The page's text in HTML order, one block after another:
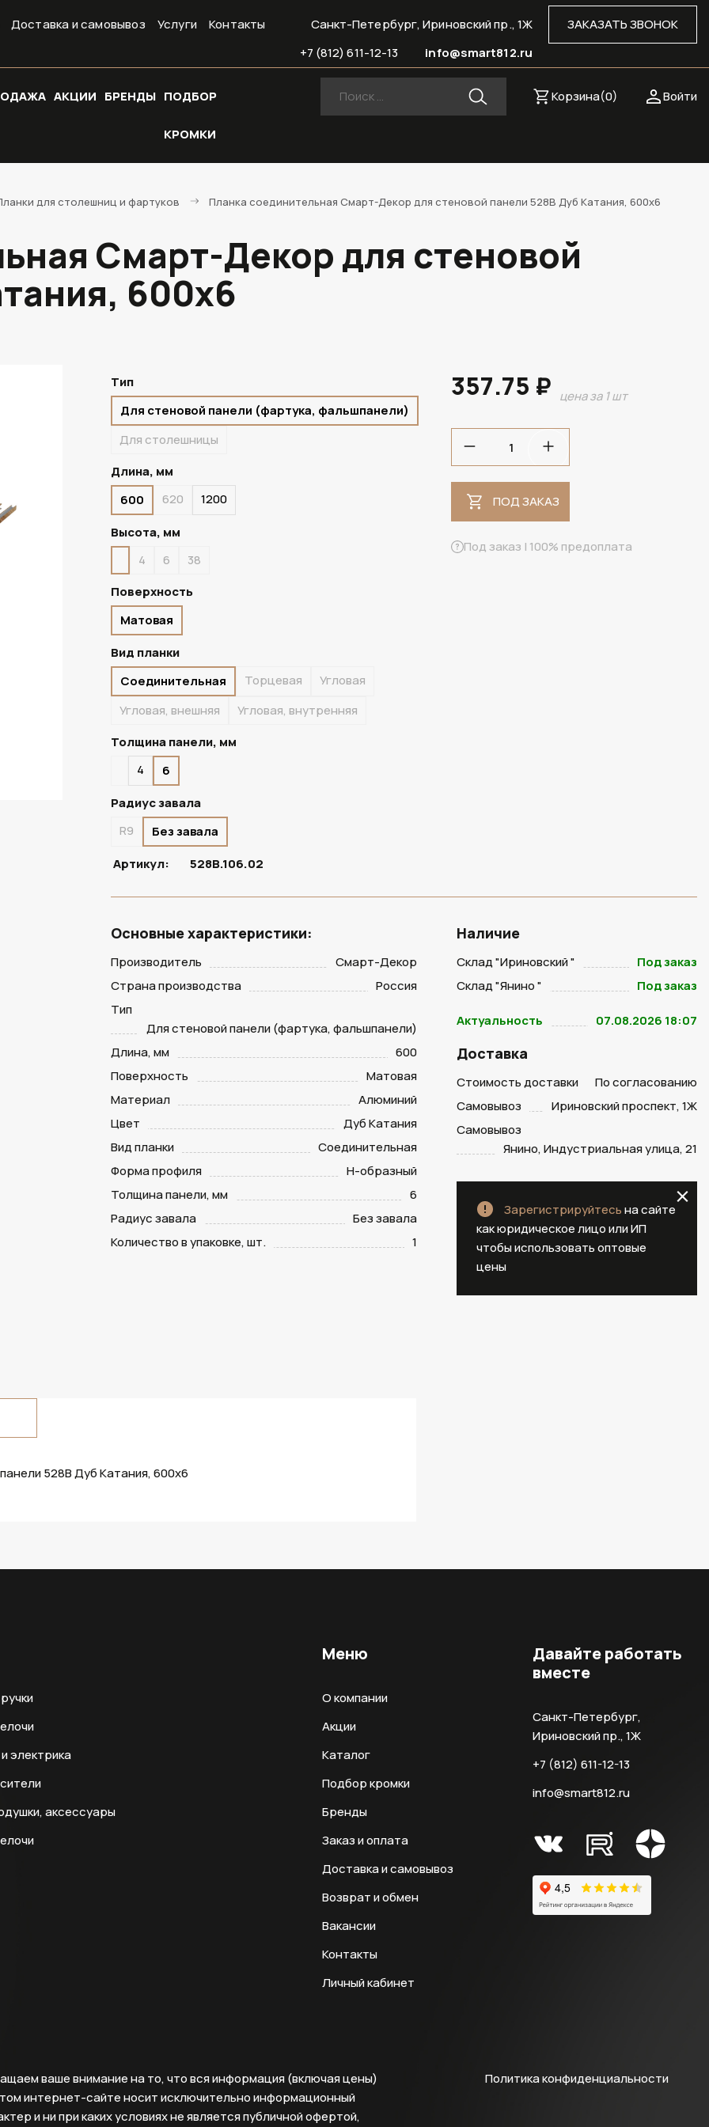
Доставка и самовывоз Услуги Контакты ЗАКАЗАТЬ ЗВОНОК
Санкт-Петербург, Ириновский пр., 1Ж
info@smart812.ru
+7 (812) 611-12-13
АКЦИИ БРЕНДЫ ПОДБОР
КРОМКИ
Войти
Корзина(0)
для столешниц и фартуков Планка соединительная Смарт-Декор для стеновой панели 528В Дуб Катания, 600x6
Смарт-Декор для стеновой
600x6
ПОД ЗАКАЗ
Тип
Для стеновой панели (фартука, фальшпанели)
Для столешницы
Длина, мм
600
620
1200
Высота, мм
4
6
38
Поверхность
Матовая
Вид планки
Соединительная
Торцевая
Угловая
Угловая, внешняя
Угловая, внутренняя
Толщина панели, мм
4
6
Радиус завала
R9
Без завала
Артикул:
528В.106.02
357.75 ₽ цена за 1 шт
ПОД ЗАКАЗ
Под заказ | 100% предоплата
Основные характеристики:
Производитель
Смарт-Декор
Страна производства
Россия
Тип
Для стеновой панели (фартука, фальшпанели)
Длина, мм
600
Поверхность
Матовая
Материал
Алюминий
Цвет
Дуб Катания
Вид планки
Соединительная
Форма профиля
Н-образный
Толщина панели, мм
6
Радиус завала
Без завала
Количество в упаковке, шт.
1
Наличие
Склад "Ириновский "
Под заказ
Склад "Янино "
Под заказ
Актуальность 07.08.2026 18:07
Доставка
Стоимость доставки
По согласованию
Самовывоз
Ириновский проспект, 1Ж
Самовывоз
Янино, Индустриальная улица, 21
Зарегистрируйтесьна сайте
как юридическое лицо или ИП
чтобы использовать оптовые
цены
528В Дуб Катания, 600x6
электрика
аксессуары
Меню
О компании
Акции
Каталог
Подбор кромки
Бренды
Заказ и оплата
Доставка и самовывоз
Возврат и обмен
Вакансии
Контакты
Личный кабинет
Давайте работать
вместе
Санкт-Петербург,
Ириновский пр., 1Ж
+7 (812) 611-12-13
info@smart812.ru
Политика конфиденциальности
ваше внимание на то, что вся информация (включая цены)
интернет-сайте носит исключительно информационный
и ни при каких условиях не является публичной офертой,